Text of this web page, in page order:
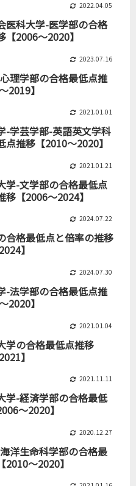
2022.04.05
医科大学-医学部の合格
【2006～2020】
2023.07.16
理学部の合格最低点推
2019】
2021.01.01
-学芸学部-英語英文学科
点推移【2010～2020】
2021.01.21
学-文学部の合格最低点
移【2006～2024】
2024.07.22
合格最低点と倍率の推移
】
2024.07.30
-法学部の合格最低点推
2020】
2021.01.04
学の合格最低点推移
】
2021.11.11
学-経済学部の合格最低
～2020】
2020.12.27
洋生命科学部の合格最
2010～2020】